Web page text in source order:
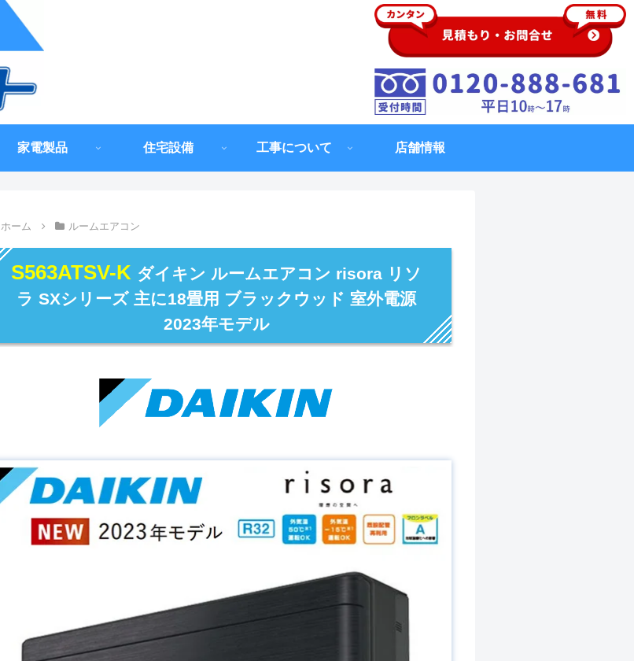
家電製品 住宅設備 工事について 店舗情報
ホーム ルームエアコン
S563ATSV-K ダイキン ルームエアコン risora リソ
ラ SXシリーズ 主に18畳用 ブラックウッド 室外電源
2023年モデル